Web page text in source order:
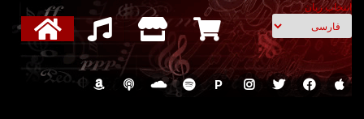
انتخاب زبان
P